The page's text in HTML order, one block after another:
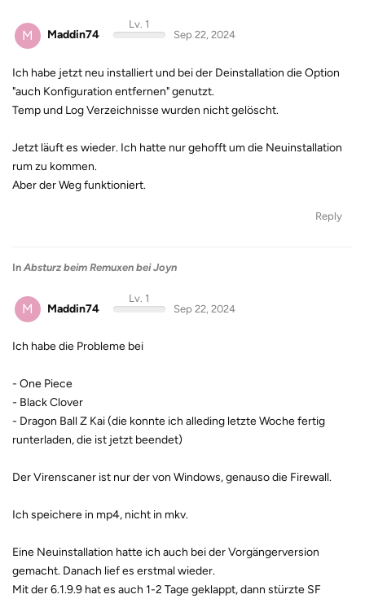
M Maddin74
Lv. 1
Sep 22, 2024
Ich habe jetzt neu installiert und bei der Deinstallation die Option
"auch Konfiguration entfernen" genutzt.
Temp und Log Verzeichnisse wurden nicht gelöscht.
Jetzt läuft es wieder. Ich hatte nur gehofft um die Neuinstallation
rum zu kommen.
Aber der Weg funktioniert.
Reply
In Absturz beim Remuxen bei Joyn
M Maddin74
Lv. 1
Sep 22, 2024
Ich habe die Probleme bei
- One Piece
- Black Clover
- Dragon Ball Z Kai (die konnte ich alleding letzte Woche fertig
runterladen, die ist jetzt beendet)
Der Virenscaner ist nur der von Windows, genauso die Firewall.
Ich speichere in mp4, nicht in mkv.
Eine Neuinstallation hatte ich auch bei der Vorgängerversion
gemacht. Danach lief es erstmal wieder.
Mit der 6.1.9.9 hat es auch 1-2 Tage geklappt, dann stürzte SF